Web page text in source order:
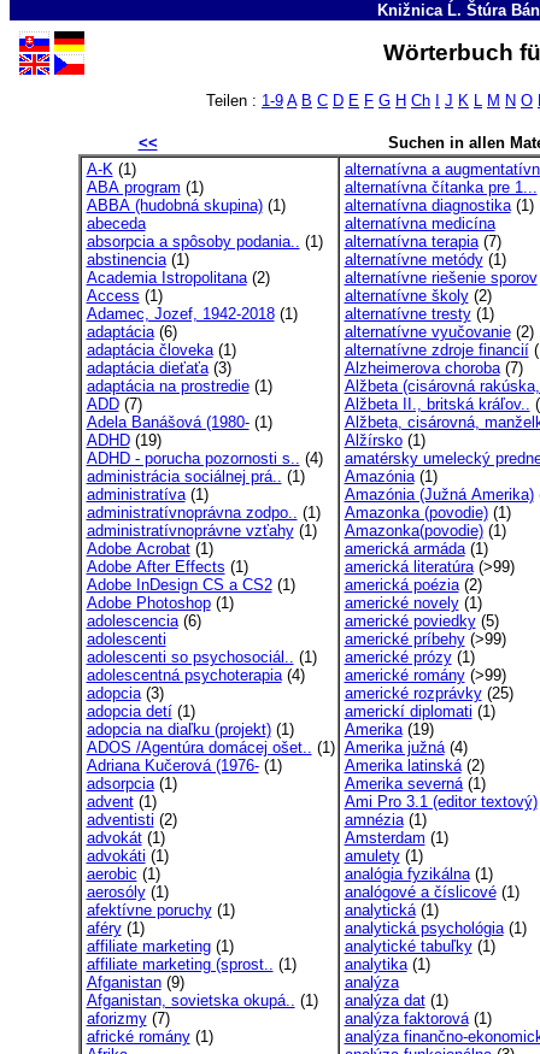
Knižnica Ĺ. Štúra
Wörterbuch
Teilen : 1-9 A B C D E F G H Ch J K L M N O
<<
Suchen in allen
A-K(1)
ABA program (1)
ABBA (hudobná skupina)(1)
abeceda
absorpcia a spôsoby podania.. (1)
abstinencia(1)
Academia Istropolitana(2)
Access (1)
Adamec, Jozef, 1942-2018(1)
adaptácia(6)
adaptácia človeka(1)
adaptácia dieťaťa(3)
adaptácia na prostredie(1)
ADD(7)
Adela Banášová (1980-(1)
ADHD(19)
ADHD - porucha pozornosti s.. (4)
administrácia sociálnej prá.. (1)
administratíva(1)
administratívnoprávna zodpo.. (1)
administratívnoprávne vzťahy(1)
Adobe Acrobat(1)
Adobe After Effects (1)
Adobe InDesign CS a CS2(1)
Adobe Photoshop(1)
adolescencia(6)
adolescenti
adolescenti so psychosociál.. (1)
adolescentná psychoterapia(4)
adopcia(3)
adopcia detí(1)
adopcia na diaľku (projekt)(1)
ADOS /Agentúra domácej ošet.. (1)
Adriana Kučerová (1976-(1)
adsorpcia(1)
advent(1)
adventisti (2)
advokát(1)
advokáti (1)
aerobic (1)
aerosóly(1)
afektívne poruchy(1)
aféry(1)
affiliate marketing(1)
affiliate marketing (sprost.. (1)
Afganistan(9)
Afganistan, sovietska okupá.. (1)
aforizmy(7)
africké romány(1)
alternatívna a
alternatívna čítanka pre 1...
alternatívna diagnostika(1)
alternatívna medicína
alternatívna terapia(7)
alternatívne metódy(1)
alternatívne riešenie sporov
alternatívne školy(2)
alternatívne tresty(1)
alternatívne vyučovanie(2)
alternatívne zdroje financií
Alzheimerova choroba(7)
Alžbeta (cisárovná
Alžbeta II., britská kráľov..
Alžbeta, cisárovná,
Alžírsko(1)
amatérsky umelecký
Amazónia(1)
Amazónia (Južná Amerika)
Amazonka (povodie)(1)
Amazonka(povodie)(1)
americká armáda(1)
americká literatúra(>99)
americká poézia(2)
americké novely(1)
americké poviedky(5)
americké príbehy(>99)
americké prózy(1)
americké romány(>99)
americké rozprávky(25)
americkí diplomati (1)
Amerika(19)
Amerika južná(4)
Amerika latinská(2)
Amerika severná(1)
Ami Pro 3.1 (editor textový)
amnézia(1)
Amsterdam (1)
amulety(1)
analógia fyzikálna(1)
analógové a číslicové(1)
analytická(1)
analytická psychológia(1)
analytické tabuľky(1)
analytika(1)
analýza
analýza dat(1)
analýza faktorová(1)
analýza finančno-